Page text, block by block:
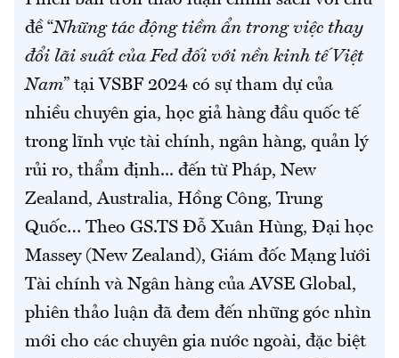
đề “Những tác động tiềm ẩn trong việc thay
đổi lãi suất của Fed đối với nền kinh tế Việt
Nam” tại VSBF 2024 có sự tham dự của
nhiều chuyên gia, học giả hàng đầu quốc tế
trong lĩnh vực tài chính, ngân hàng, quản lý
rủi ro, thẩm định... đến từ Pháp, New
Zealand, Australia, Hồng Công, Trung
Quốc… Theo GS.TS Đỗ Xuân Hùng, Đại học
Massey (New Zealand), Giám đốc Mạng lưới
Tài chính và Ngân hàng của AVSE Global,
phiên thảo luận đã đem đến những góc nhìn
mới cho các chuyên gia nước ngoài, đặc biệt